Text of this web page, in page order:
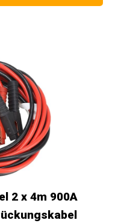
2 x 4m 900A